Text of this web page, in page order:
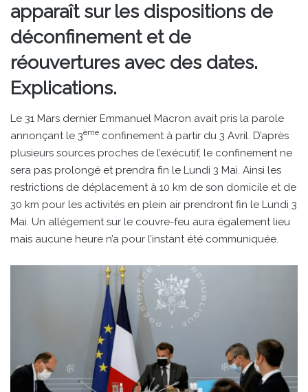
apparaît sur les dispositions de
déconfinement et de
réouvertures avec des dates.
Explications.
Le 31 Mars dernier Emmanuel Macron avait pris la parole
annonçant le 3ème confinement à partir du 3 Avril. D’après
plusieurs sources proches de l’exécutif, le confinement ne
sera pas prolongé et prendra fin le Lundi 3 Mai. Ainsi les
restrictions de déplacement à 10 km de son domicile et de
30 km pour les activités en plein air prendront fin le Lundi 3
Mai. Un allégement sur le couvre-feu aura également lieu
mais aucune heure n’a pour l’instant été communiquée.